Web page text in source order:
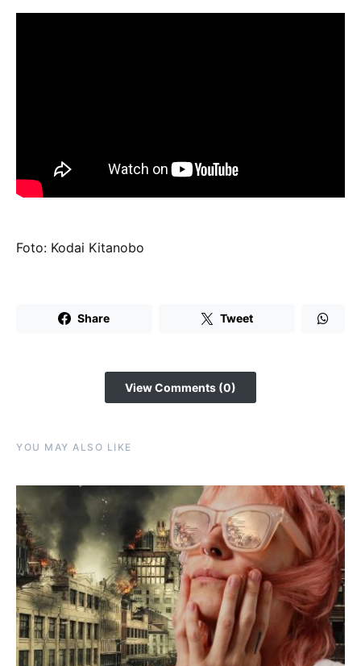
Foto: Kodai Kitanobo
Share Tweet
View Comments (0)
YOU MAY ALSO LIKE